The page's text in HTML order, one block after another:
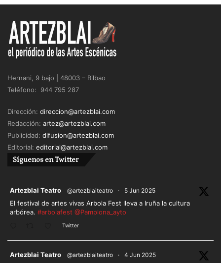
Hernani, 9 bajo | 48003 – Bilbao
Teléfono: 944 795 287
Dirección: direccion@artezblai.com
Redacción: artez@artezblai.com
Publicidad: difusion@artezblai.com
Editorial: editorial@artezblai.com
Síguenos en Twitter
Artezblai Teatro @artezblaiteatro · 5 Jun 2025
El festival de artes vivas Arbola Fest lleva a Iruña la cultura
arbórea. #arbolafest @Pamplona_ayto
Twitter
Artezblai Teatro @artezblaiteatro · 4 Jun 2025